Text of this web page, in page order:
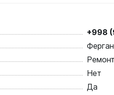
+998
Нет
Да